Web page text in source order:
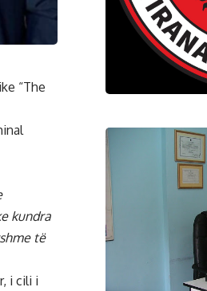
“The
kundra
të
i cili i